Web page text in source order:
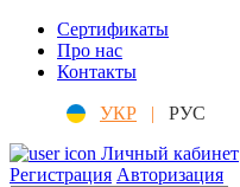
Сертификаты
Про нас
Контакты
УКР |
РУС
Личный кабинет
Регистрация Авторизация